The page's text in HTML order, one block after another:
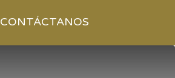
CONTÁCTANOS